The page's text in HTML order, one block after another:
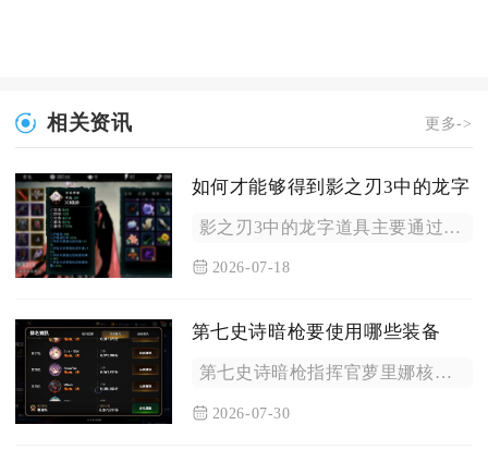
相关资讯 更多->
如何才能够得到影之刃3中的龙字
影之刃3中的龙字道具主要通过虚空裂缝湮灭难度副本掉落，搭配正...
2026-07-18
第七史诗暗枪要使用哪些装备
第七史诗暗枪指挥官萝里娜核心装备以四暴击两件速度套装为首选，...
2026-07-30